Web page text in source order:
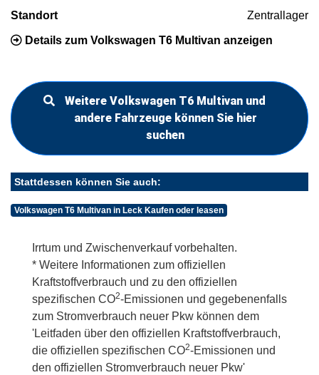
Standort Zentrallager
Details zum Volkswagen T6 Multivan anzeigen
Weitere Volkswagen T6 Multivan und
andere Fahrzeuge können Sie hier
suchen
Stattdessen können Sie auch:
Volkswagen T6 Multivan in Leck Kaufen oder leasen
Irrtum und Zwischenverkauf vorbehalten.
* Weitere Informationen zum offiziellen
Kraftstoffverbrauch und zu den offiziellen
spezifischen CO2-Emissionen und gegebenenfalls
zum Stromverbrauch neuer Pkw können dem
'Leitfaden über den offiziellen Kraftstoffverbrauch,
die offiziellen spezifischen CO2-Emissionen und
den offiziellen Stromverbrauch neuer Pkw'